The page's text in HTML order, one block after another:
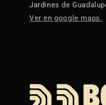
Jardines de
Ver en google maps.